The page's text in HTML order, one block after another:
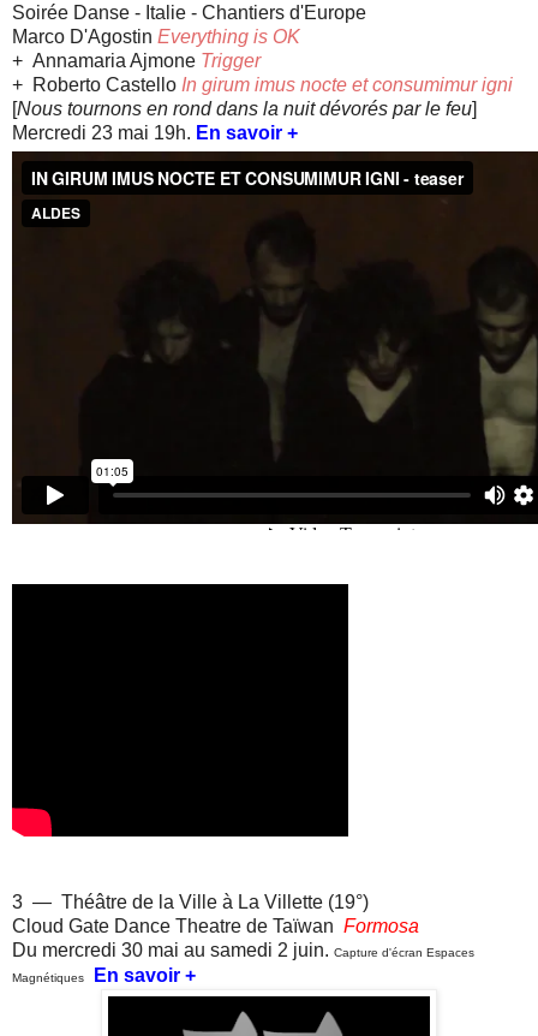
Soirée Danse - Italie - Chantiers d'Europe
Marco D'Agostin Everything is OK
+ Annamaria Ajmone Trigger
+ Roberto Castello In girum imus nocte et consumimur igni
[Nous tournons en rond dans la nuit dévorés par le feu]
Mercredi 23 mai 19h. En savoir +
3 — Théâtre de la Ville à La Villette (19°)
Cloud Gate Dance Theatre de Taïwan Formosa
Du mercredi 30 mai au samedi 2 juin. Capture d'écran Espaces
Magnétiques
En savoir +